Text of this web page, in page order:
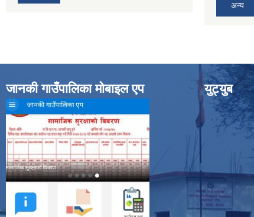
अन्य
जानकी गाउँपालिका मोबाइल एप युट्युब